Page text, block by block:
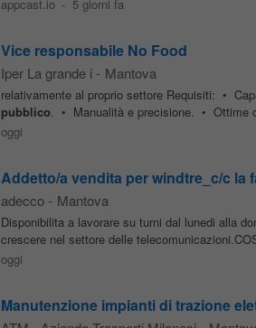
appcast.io - 5 giorni fa
Vice responsabile No Food
Iper La grande i - Mantova
relativamente al proprio settore Requisiti: •
pubblico. • Manualità e precisione. • Ottime
oggi
Addetto/a vendita per windtre_c/c la
adecco - Mantova
Disponibilita a lavorare su turni dal lunedi alla
crescere nel settore delle
oggi
Manutenzione impianti di trazione